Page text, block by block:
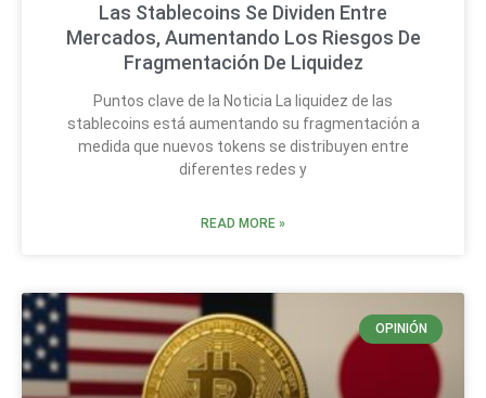
Las Stablecoins Se Dividen Entre
Mercados, Aumentando Los Riesgos De
Fragmentación De Liquidez
Puntos clave de la Noticia La liquidez de las
stablecoins está aumentando su fragmentación a
medida que nuevos tokens se distribuyen entre
diferentes redes y
READ MORE »
OPINIÓN